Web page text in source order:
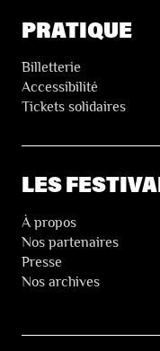
PRATIQUE
Billetterie
Accessibilité
Tickets solidaires
LES
À propos
Nos partenaires
Presse
Nos archives